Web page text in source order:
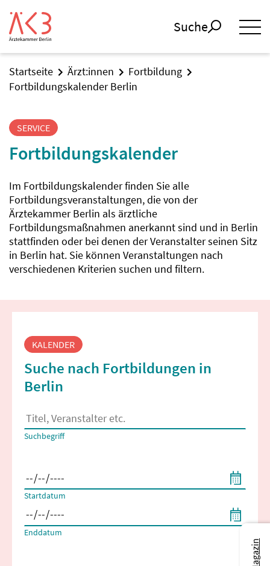
Suche
Startseite Ärzt:innen
Fortbildung
Fortbildungskalender Berlin
SERVICE
Fortbildungskalender
Im Fortbildungskalender finden Sie alle
Fortbildungsveranstaltungen, die von der
Ärztekammer Berlin als ärztliche
Fortbildungsmaßnahmen anerkannt sind und in Berlin
stattfinden oder bei denen der Veranstalter seinen Sitz
in Berlin hat. Sie können Veranstaltungen nach
verschiedenen Kriterien suchen und filtern.
Fortbildungssuche
KALENDER
Suche nach Fortbildungen in
Berlin
Es erscheinen Suchvorschläge, wenn mindestens 2 Zeichen
Suchbegriff
Startdatum
Enddatum